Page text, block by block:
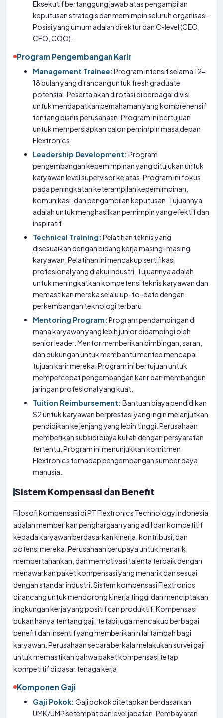
Eksekutif bertanggung jawab atas pengambilan
keputusan strategis dan memimpin seluruh organisasi.
Posisi yang umum adalah direktur dan C-level (CEO,
CFO, COO).
Program Pengembangan Karir
Management Trainee: Program intensif selama 12-
18 bulan yang dirancang untuk fresh graduate
potensial. Peserta akan dirotasi di berbagai divisi
untuk mendapatkan pemahaman yang komprehensif
tentang bisnis perusahaan. Program ini bertujuan
untuk mempersiapkan calon pemimpin masa depan
Flextronics.
Leadership Development: Program
pengembangan kepemimpinan yang ditujukan untuk
karyawan level supervisor ke atas. Program ini fokus
pada peningkatan keterampilan kepemimpinan,
komunikasi, dan pengambilan keputusan. Tujuannya
adalah untuk menghasilkan pemimpin yang efektif dan
inspiratif.
Technical Training: Pelatihan teknis yang
disesuaikan dengan bidang kerja masing-masing
karyawan. Pelatihan ini mencakup sertifikasi
profesional yang diakui industri. Tujuannya adalah
untuk meningkatkan kompetensi teknis karyawan dan
memastikan mereka selalu up-to-date dengan
perkembangan teknologi terbaru.
Mentoring Program: Program pendampingan di
mana karyawan yang lebih junior didampingi oleh
senior leader. Mentor memberikan bimbingan, saran,
dan dukungan untuk membantu mentee mencapai
tujuan karir mereka. Program ini bertujuan untuk
mempercepat pengembangan karir dan membangun
jaringan profesional yang kuat.
Tuition Reimbursement: Bantuan biaya pendidikan
S2 untuk karyawan berprestasi yang ingin melanjutkan
pendidikan ke jenjang yang lebih tinggi. Perusahaan
memberikan subsidi biaya kuliah dengan persyaratan
tertentu. Program ini menunjukkan komitmen
Flextronics terhadap pengembangan sumber daya
manusia.
Sistem Kompensasi dan Benefit
Filosofi kompensasi di PT Flextronics Technology Indonesia
adalah memberikan penghargaan yang adil dan kompetitif
kepada karyawan berdasarkan kinerja, kontribusi, dan
potensi mereka. Perusahaan berupaya untuk menarik,
mempertahankan, dan memotivasi talenta terbaik dengan
menawarkan paket kompensasi yang menarik dan sesuai
dengan standar industri. Sistem kompensasi Flextronics
dirancang untuk mendorong kinerja tinggi dan menciptakan
lingkungan kerja yang positif dan produktif. Kompensasi
bukan hanya tentang gaji, tetapi juga mencakup berbagai
benefit dan insentif yang memberikan nilai tambah bagi
karyawan. Perusahaan secara berkala melakukan survei gaji
untuk memastikan bahwa paket kompensasi tetap
kompetitif di pasar tenaga kerja.
Komponen Gaji
Gaji Pokok: Gaji pokok ditetapkan berdasarkan
UMK/UMP setempat dan level jabatan. Pembayaran